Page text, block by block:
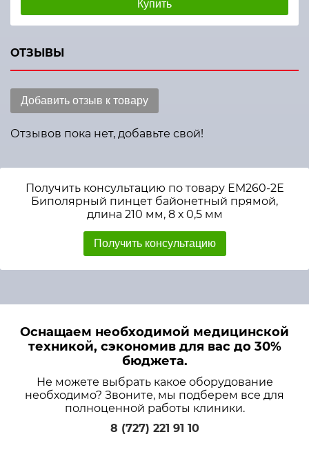
Купить
ОТЗЫВЫ
Добавить отзыв к товару
Отзывов пока нет, добавьте свой!
Получить консультацию по товару ЕМ260-2Е
Биполярный пинцет байонетный прямой,
длина 210 мм, 8 х 0,5 мм
Получить консультацию
Оснащаем необходимой медицинской
техникой, сэкономив для вас до 30%
бюджета.
Не можете выбрать какое оборудование
необходимо? Звоните, мы подберем все для
полноценной работы клиники.
8 (727) 221 91 10